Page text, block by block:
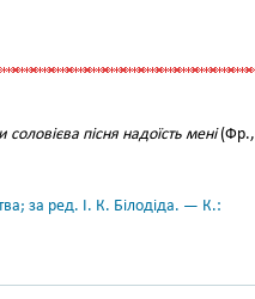
пісня надоїсть мені(Фр.,
за ред. І. К. Білодіда. — К.: